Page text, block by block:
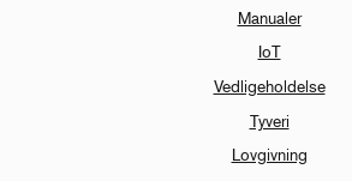
Manualer
IoT
Vedligeholdelse
Tyveri
Lovgivning